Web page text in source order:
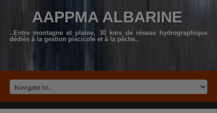
AAPPMA ALBARINE
..Entre montagne et plaine, 30 kms de réseau hydrographique
dédiés à la gestion piscicole et à la pêche..